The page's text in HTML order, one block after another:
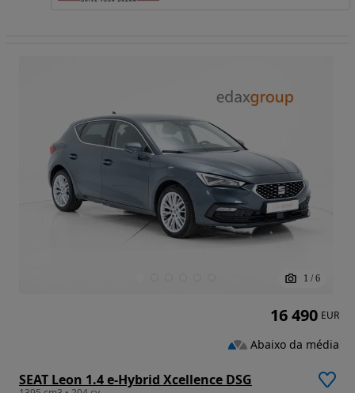
1 / 6
SEAT Leon 1.4 e-Hybrid Xcellence DSG
16 490 EUR
Abaixo da média